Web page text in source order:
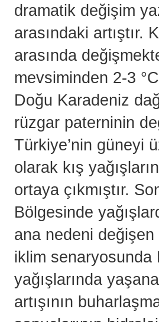
dramatik değişim
arasındaki artıştır.
arasında
mevsiminden 2-3
Doğu Karadeniz
rüzgar paterninin
Türkiye’nin güneyi
olarak kış
ortaya çıkmıştır.
Bölgesinde
ana nedeni değişen
iklim senaryosunda
yağışlarında
artışının